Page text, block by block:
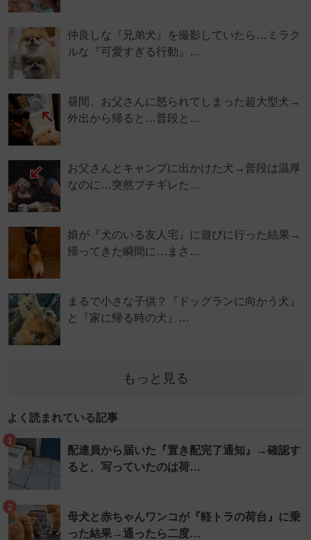
仲良しな『兄弟犬』を撮影していたら…ミラク
ルな『可愛すぎる行動』…
昼間、お父さんに怒られてしまった超大型犬→
外出から帰ると…普段と…
お父さんとキャンプに出かけた犬→普段は温厚
なのに…突然ブチギレた…
娘が『犬のいる友人宅』に遊びに行った結果→
帰ってきた瞬間に…まさ…
まるで小さな子供？『ドッグランに向かう犬』
と『家に帰る時の犬』…
もっと見る
よく読まれている記事
1
配達員から届いた『置き配完了通知』→確認す
ると、写っていたのは荷…
2
母犬と赤ちゃんワンコが『軽トラの荷台』に乗
った結果→通ったら二度…